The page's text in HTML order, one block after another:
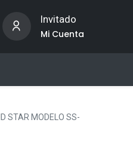
Invitado
Mi Cuenta
STAR MODELO SS-